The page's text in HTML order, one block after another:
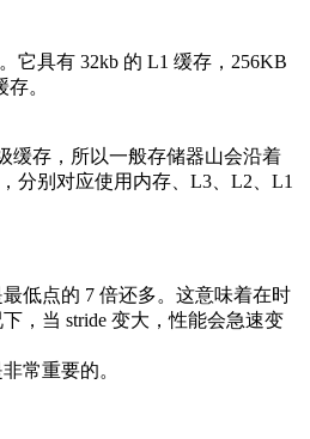
它具有 32kb 的 L1 缓存，256KB
。
缓存，所以一般存储器山会沿着
分别对应使用内存、L3、L2、L1
低点的 7 倍还多。这意味着在时
，当 stride 变大，性能会急速变
常重要的。